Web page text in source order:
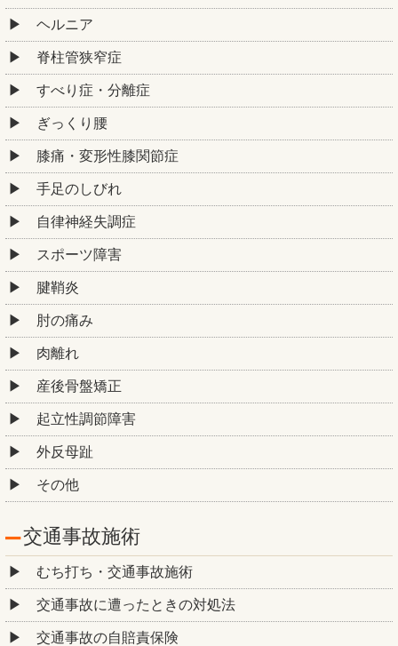
ヘルニア
脊柱管狭窄症
すべり症・分離症
ぎっくり腰
膝痛・変形性膝関節症
手足のしびれ
自律神経失調症
スポーツ障害
腱鞘炎
肘の痛み
肉離れ
産後骨盤矯正
起立性調節障害
外反母趾
その他
交通事故施術
むち打ち・交通事故施術
交通事故に遭ったときの対処法
交通事故の自賠責保険